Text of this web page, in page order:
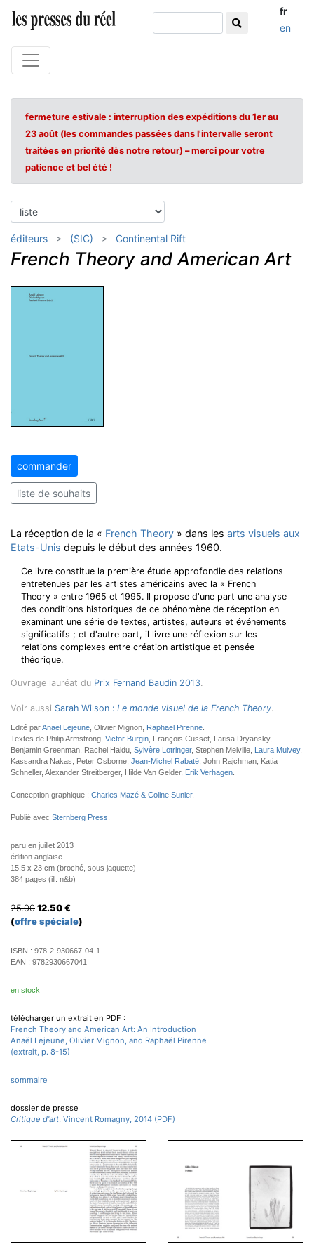
fr
en
fermeture estivale : interruption des expéditions du 1er au
23 août (les commandes passées dans l'intervalle seront
traitées en priorité dès notre retour) – merci pour votre
patience et bel été !
éditeurs (SIC) Continental Rift
French Theory and American Art
commander
liste de souhaits
La réception de la « French Theory » dans les arts visuels aux
Etats-Unis depuis le début des années 1960.
Ce livre constitue la première étude approfondie des relations
entretenues par les artistes américains avec la « French
Theory » entre 1965 et 1995. Il propose d'une part une analyse
des conditions historiques de ce phénomène de réception en
examinant une série de textes, artistes, auteurs et événements
significatifs ; et d'autre part, il livre une réflexion sur les
relations complexes entre création artistique et pensée
théorique.
Ouvrage lauréat du Prix Fernand Baudin 2013.
Voir aussi Sarah Wilson : Le monde visuel de la French Theory.
Edité parAnaël Lejeune , Olivier Mignon, Raphaël Pirenne
Textes de Philip Armstrong, Victor Burgin , François Cusset, Larisa Dryansky,
Benjamin Greenman, Rachel Haidu, Sylvère Lotringer, Stephen Melville, Laura Mulvey,
Kassandra Nakas, Peter Osborne, Jean-Michel Rabaté , John Rajchman, Katia
Schneller, Alexander Streitberger, Hilde Van Gelder, Erik Verhagen
Conception graphique : Charles Mazé & Coline Sunier.
Publié avec Sternberg Press
paru en juillet 2013
édition anglaise
15,5 x 23 cm (broché, sous jaquette)
384 pages (ill. n&b)
25.00 12.50 €
(offre spéciale)
ISBN : 978-2-930667-04-1
EAN : 9782930667041
en stock
télécharger un extrait en PDF :
French Theory and American Art: An Introduction
Anaël Lejeune, Olivier Mignon, and Raphaël Pirenne
(extrait, p. 8-15)
sommaire
dossier de presse
Critique d'art, Vincent Romagny, 2014 (PDF)